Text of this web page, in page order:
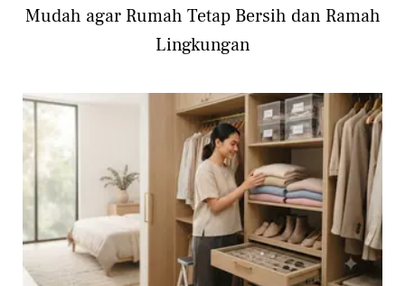
Mudah agar Rumah Tetap Bersih dan Ramah
Lingkungan